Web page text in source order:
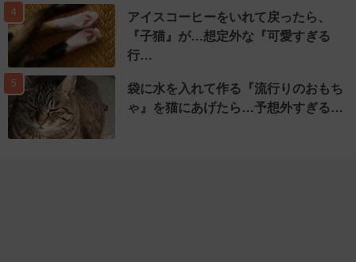
4
アイスコーヒーをいれて戻ったら、
『子猫』が…想定外な『可愛すぎる
行…
5
袋に水を入れて作る『流行りのおもち
ゃ』を猫にあげたら…予想外すぎる…